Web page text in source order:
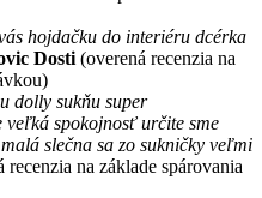
hojdačku do interiéru dcérka
Dosti (overená recenzia na
dolly sukňu super
spokojnosť určite sme
slečna sa zo sukničky veľmi
recenzia na základe spárovania